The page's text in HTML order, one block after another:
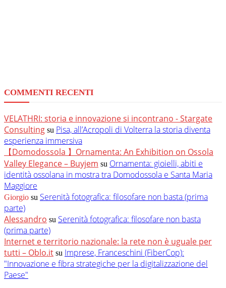
COMMENTI RECENTI
VELATHRI: storia e innovazione si incontrano - Stargate
Consulting su Pisa, all’Acropoli di Volterra la storia diventa
esperienza immersiva
【Domodossola 】Ornamenta: An Exhibition on Ossola
Valley Elegance – Buyjem su Ornamenta: gioielli, abiti e
identità ossolana in mostra tra Domodossola e Santa Maria
Maggiore
Giorgio su Serenità fotografica: filosofare non basta (prima
parte)
Alessandro su Serenità fotografica: filosofare non basta
(prima parte)
Internet e territorio nazionale: la rete non è uguale per
tutti – Oblo.it su Imprese, Franceschini (FiberCop):
"Innovazione e fibra strategiche per la digitalizzazione del
Paese"